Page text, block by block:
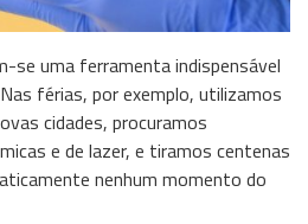
se uma ferramenta indispensável
férias, por exemplo, utilizamos
cidades, procuramos
e de lazer, e tiramos centenas
nenhum momento do